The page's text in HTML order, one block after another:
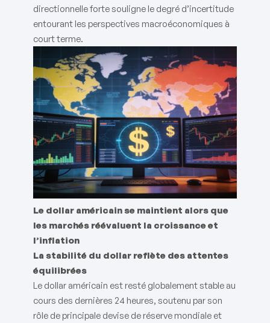
directionnelle forte souligne le degré d’incertitude
entourant les perspectives macroéconomiques à
court terme.
Le dollar américain se maintient alors que
les marchés réévaluent la croissance et
l’inflation
La stabilité du dollar reflète des attentes
équilibrées
Le dollar américain est resté globalement stable au
cours des dernières 24 heures, soutenu par son
rôle de principale devise de réserve mondiale et